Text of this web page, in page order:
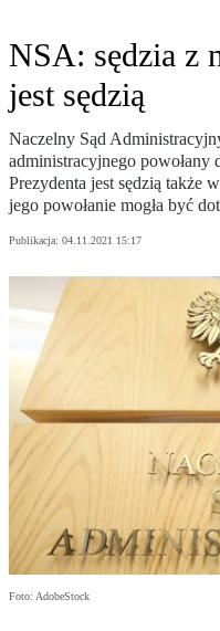
NSA: sędzia z
jest sędzią
Naczelny Sąd
administracyjnego powołany
Prezydenta jest sędzią także
jego powołanie mogła być
Publikacja: 04.11.2021 15:17
Foto: AdobeStock